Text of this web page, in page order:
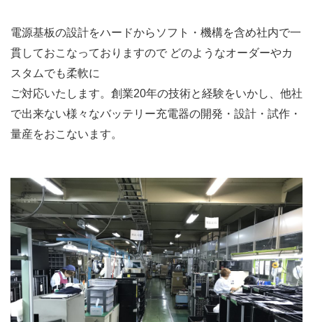
電源基板の設計をハードからソフト・機構を含め社内で一
貫しておこなっておりますので どのようなオーダーやカ
スタムでも柔軟に
ご対応いたします。 創業20年の技術と経験をいかし、他社
で出来ない様々なバッテリー充電器の開発・設計・試作・
量産をおこないます。